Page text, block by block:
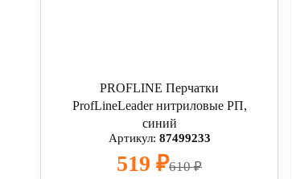
PROFLINE Перчатки
ProfLineLeader нитриловые РП,
синий
Артикул: 87499233
519 ₽610 ₽